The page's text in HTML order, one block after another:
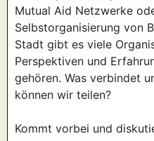
Mutual Aid Netzwerke
Selbstorganisierung von
Stadt gibt es viele
Perspektiven und
gehören. Was verbindet
können wir teilen?
Kommt vorbei und